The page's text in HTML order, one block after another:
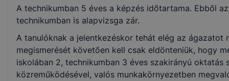
Specializált gép- és járműgyártás
Egészségügy
Kereskedelem
A technikumban 5 éves a képzés időtartama. Ebből
technikumban is alapvizsga zár.
A tanulóknak a jelentkezéskor tehát elég az ágazatot
megismerését követően kell csak eldönteniük, hogy
iskolában 2, technikumban 3 éves szakirányú
közreműködésével, valós munkakörnyezetben